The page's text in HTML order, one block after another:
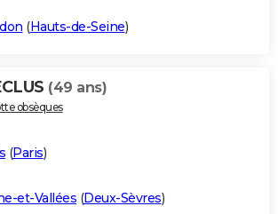
(Hauts-de-Seine)
(49 ans)
obsèques
(Paris)
et-Vallées (Deux-Sèvres)